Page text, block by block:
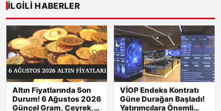
İLGILI HABERLER
Altın Fiyatlarında Son
Durum! 6 Ağustos 2026
Güncel Gram, Çeyrek,
VİOP Endeks Kontratı
Güne Durağan Başladı!
Yatırımcılara Önemli